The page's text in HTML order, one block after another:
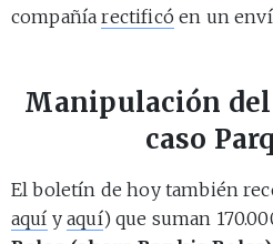
compañíarectificó en un
Manipulación
caso
El boletín de hoy también
aquí yaquí) que suman